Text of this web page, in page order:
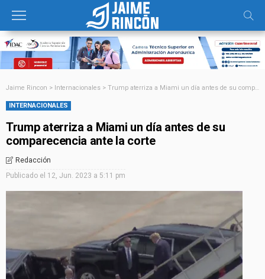
Jaime Rincon > Internacionales > Trump aterriza a Miami un día antes de su comparecencia ante la corte
INTERNACIONALES
Trump aterriza a Miami un día antes de su
comparecencia ante la corte
Redacción
Publicado el 12, Jun. 2023 a 5:11 pm